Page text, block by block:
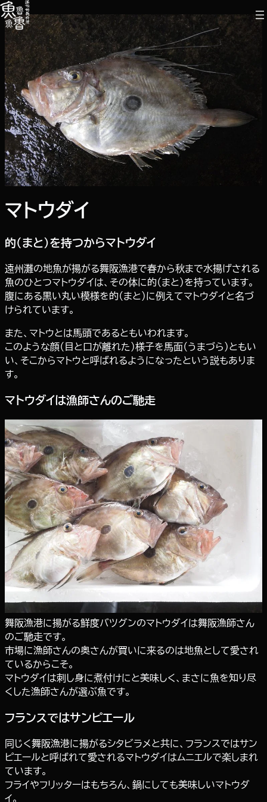
内
容
を
ス
キ
ッ
プ
マトウダイ
的（まと）を持つからマトウダイ
遠州灘の地魚が揚がる舞阪漁港で春から秋まで水揚げされる
魚のひとつマトウダイは、その体に的（まと）を持っています。
腹にある黒い丸い模様を的（まと）に例えてマトウダイと名づ
けられています。
また、マトウとは馬頭であるともいわれます。
このような顔（目と口が離れた）様子を馬面（うまづら）ともい
い、そこからマトウと呼ばれるようになったという説もありま
す。
マトウダイは漁師さんのご馳走
舞阪漁港に揚がる鮮度バツグンのマトウダイは舞阪漁師さん
のご馳走です。
市場に漁師さんの奥さんが買いに来るのは地魚として愛され
ているからこそ。
マトウダイは刺し身に煮付けにと美味しく、まさに魚を知り尽
くした漁師さんが選ぶ魚です。
フランスではサンピエール
同じく舞阪漁港に揚がるシタビラメと共に、フランスではサン
ピエールと呼ばれて愛されるマトウダイはムニエルで楽しまれ
ています。
フライやフリッターはもちろん、鍋にしても美味しいマトウダ
イ。